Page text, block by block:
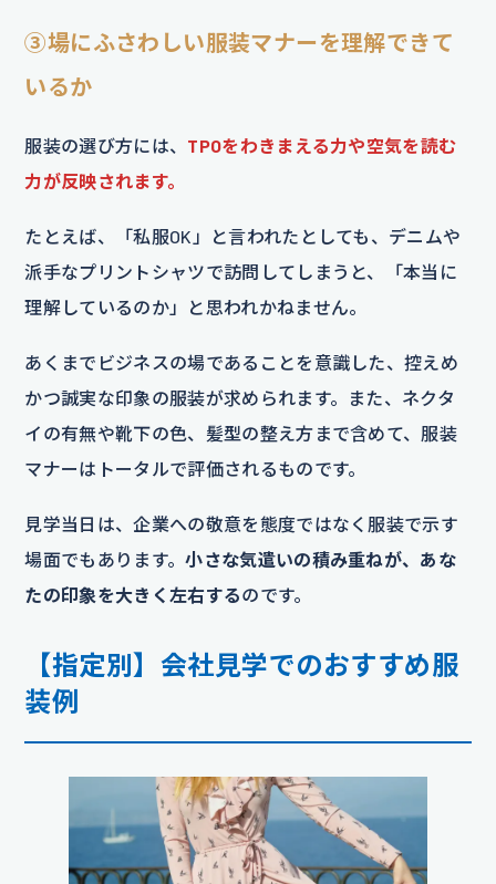
③場にふさわしい服装マナーを理解できて
いるか
服装の選び方には、 TPOをわきまえる力や空気を読む
力が反映されます。
たとえば、「私服OK」と言われたとしても、デニムや
派手なプリントシャツで訪問してしまうと、「本当に
理解しているのか」と思われかねません。
あくまでビジネスの場であることを意識した、控えめ
かつ誠実な印象の服装が求められます。また、ネクタ
イの有無や靴下の色、髪型の整え方まで含めて、服装
マナーはトータルで評価されるものです。
見学当日は、企業への敬意を態度ではなく服装で示す
場面でもあります。小さな気遣いの積み重ねが、あな
たの印象を大きく左右するのです。
【指定別】会社見学でのおすすめ服
装例